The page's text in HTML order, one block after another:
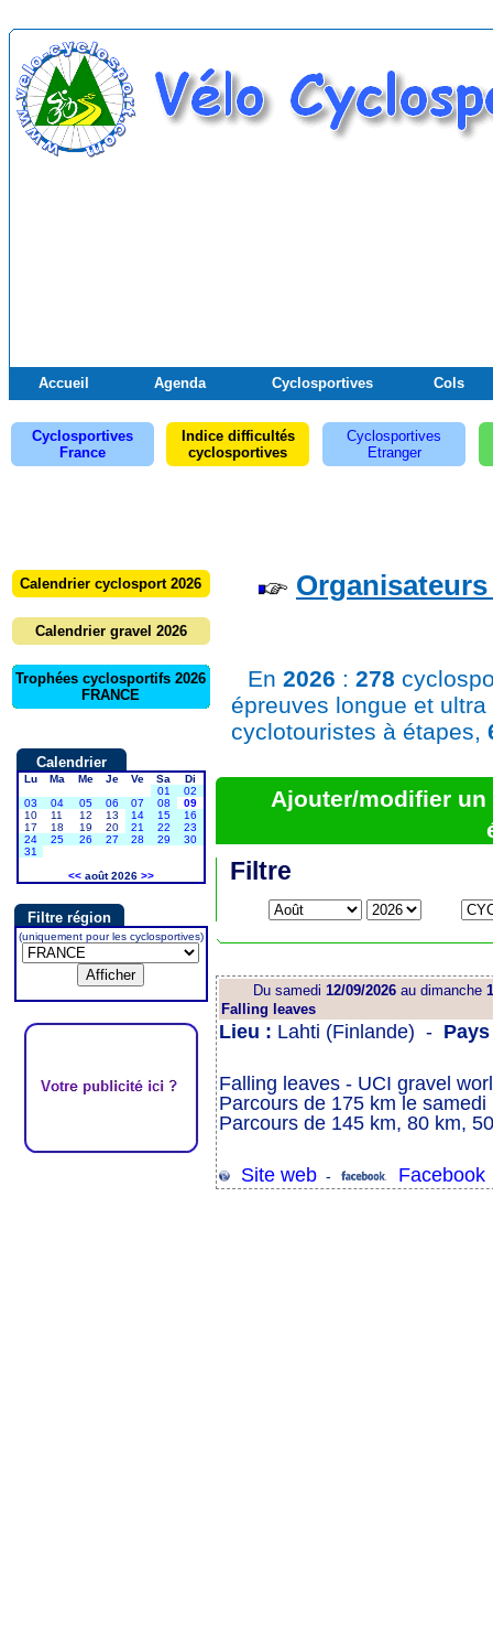
Accueil Agenda Cyclosportives Cols
Cyclosportives
France
Indice difficultés
cyclosportives
Cyclosportives
Etranger
Calendrier cyclosport 2026
Calendrier gravel 2026
Trophées cyclosportifs 2026
FRANCE
Calendrier
Lu Ma Me Je Ve Sa
Di
01
02
03
04 05 06 07 08
09
10
11 12 13 14 15
16
17
18 19 20 21 22
23
24
25 26 27 28 29
30
31
<<août 2026 >>
Filtre région
(uniquement pour les cyclosportives)
En 2026 : 278
épreuves longue et
cyclotouristes à étapes,
Ajouter/modifier un
Filtre
Du samedi 12/09/2026au dimanche
Falling leaves
Lieu : Lahti (Finlande) - Pays
Falling leaves - UCI gravel
Parcours de 175 km le samedi
Parcours de 145 km, 80 km,
Site web- Facebook